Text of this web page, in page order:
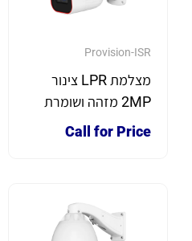
Provision-ISR
מצלמת LPR צינור
2MP מזהה ושומרת
מספרי רישוי
Call for Price